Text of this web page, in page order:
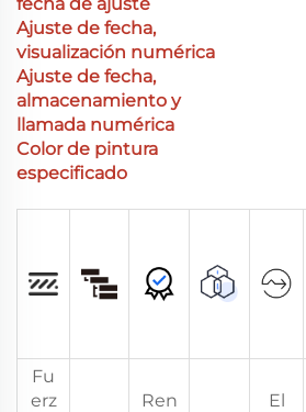
Ajuste de fecha,
visualización numérica
Ajuste de fecha,
almacenamiento y
llamada numérica
Color de pintura
especificado
Fu
erz
Ren
El